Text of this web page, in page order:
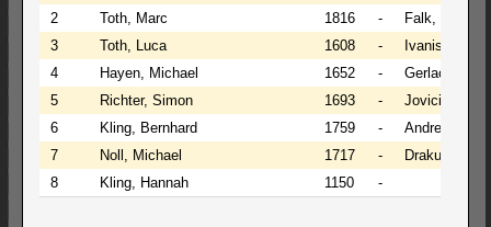
2
Toth, Marc 1816 -
Falk,
3
Toth, Luca 1608 -
Ivanisevic,
4
Hayen, Michael 1652 -
Gerlach,
5
Richter, Simon 1693 -
Jovicic,
6
Kling, Bernhard 1759 -
Andrerer,
7
Noll, Michael 1717 -
Drakulic,
8
Kling, Hannah 1150 -